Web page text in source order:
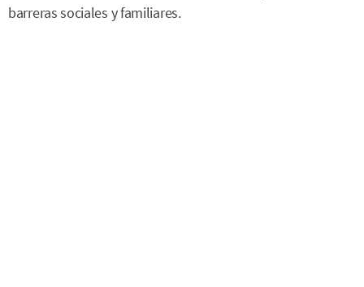
barreras sociales y familiares.